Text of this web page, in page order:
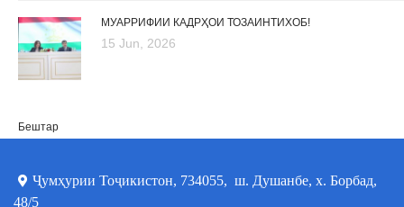
МУАРРИФИИ КАДРҲОИ ТОЗАИНТИХОБ!
15 Jun, 2026
Бештар
Ҷумҳурии Тоҷикистон, 734055, ш. Душанбе, х. Борбад,
48/5